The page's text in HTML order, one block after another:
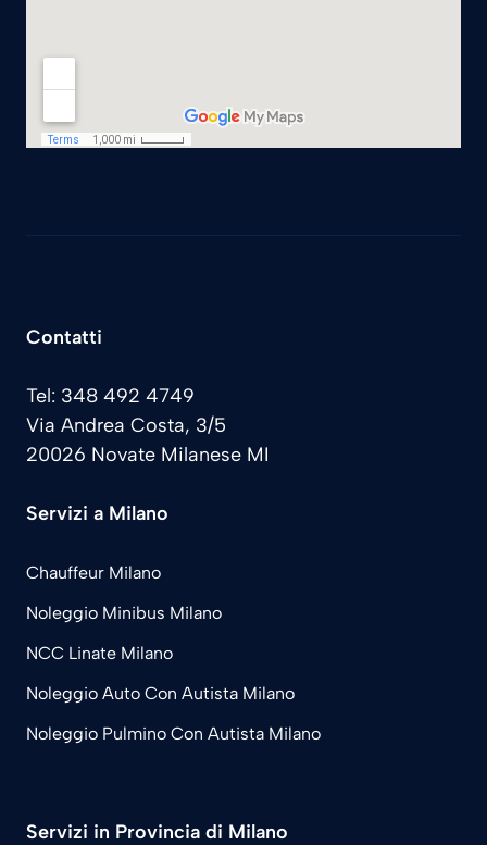
Contatti
Tel: 348 492 4749
Via Andrea Costa, 3/5
20026 Novate Milanese MI
Servizi a Milano
Chauffeur Milano
Noleggio Minibus Milano
NCC Linate Milano
Noleggio Auto Con Autista Milano
Noleggio Pulmino Con Autista Milano
Servizi in Provincia di Milano